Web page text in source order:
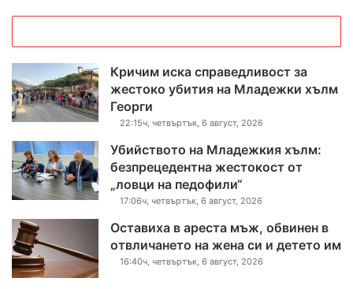
Кричим иска справедливост за
жестоко убития на Младежки хълм
Георги
22:15ч, четвъртък, 6 август, 2026
Убийството на Младежкия хълм:
безпрецедентна жестокост от
„ловци на педофили“
17:06ч, четвъртък, 6 август, 2026
Оставиха в ареста мъж, обвинен в
отвличането на жена си и детето им
16:40ч, четвъртък, 6 август, 2026